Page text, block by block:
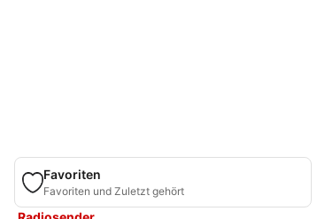
Favoriten
Favoriten und Zuletzt gehört